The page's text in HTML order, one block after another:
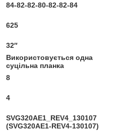
84-82-82-80-82-82-84
625
32″
Використовується одна
суцільна планка
8
4
SVG320AE1_REV4_130107
(SVG320AE1-REV4-130107)